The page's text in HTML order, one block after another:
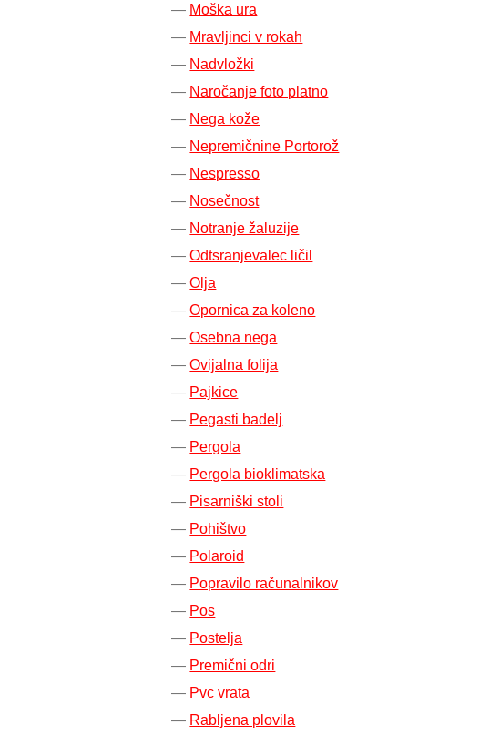
Moška ura
Mravljinci v rokah
Nadvložki
Naročanje foto platno
Nega kože
Nepremičnine Portorož
Nespresso
Nosečnost
Notranje žaluzije
Odtsranjevalec ličil
Olja
Opornica za koleno
Osebna nega
Ovijalna folija
Pajkice
Pegasti badelj
Pergola
Pergola bioklimatska
Pisarniški stoli
Pohištvo
Polaroid
Popravilo računalnikov
Pos
Postelja
Premični odri
Pvc vrata
Rabljena plovila